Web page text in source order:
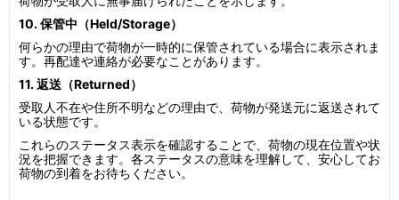
10. 保管中（Held/Storage）
何らかの理由で荷物が一時的に保管されている場合に表示されま
す。再配達や連絡が必要なことがあります。
11. 返送（Returned）
受取人不在や住所不明などの理由で、荷物が発送元に返送されて
いる状態です。
これらのステータス表示を確認することで、荷物の現在位置や状
況を把握できます。各ステータスの意味を理解して、安心してお
荷物の到着をお待ちください。